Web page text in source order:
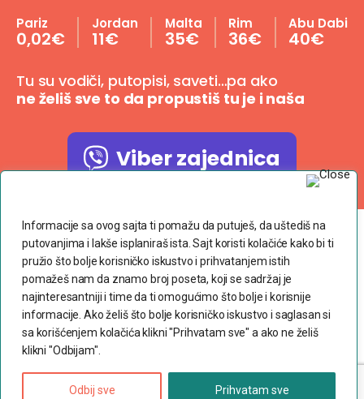
Informacije sa ovog sajta ti pomažu da putuješ, da uštediš na
putovanjima i lakše isplaniraš ista. Sajt koristi kolačiće kako bi ti
pružio što bolje korisničko iskustvo i prihvatanjem istih
pomažeš nam da znamo broj poseta, koji se sadržaj je
najinteresantniji i time da ti omogućimo što bolje i korisnije
informacije. Ako želiš što bolje korisničko iskustvo i saglasan si
sa korišćenjem kolačića klikni "Prihvatam sve" a ako ne želiš
klikni "Odbijam".
Odbij sve Prihvatam sve
Pariz
0,02€
Jordan
11€
Malta
35€
Rim
36€
Abu Dabi
40€
Tu su vodiči, putopisi, saveti…pa ako
ne želiš sve to da propustiš tu je i naša
Viber zajednica
Copyright © 2023 dvaranca.com
Povoljne avio karte
Uslovi korišćenja
Često postavljana pitanja